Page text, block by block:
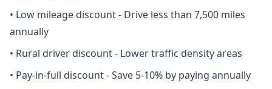
• Low mileage discount - Drive less than 7,500 miles
annually
• Rural driver discount - Lower traffic density areas
• Pay-in-full discount - Save 5-10% by paying annually